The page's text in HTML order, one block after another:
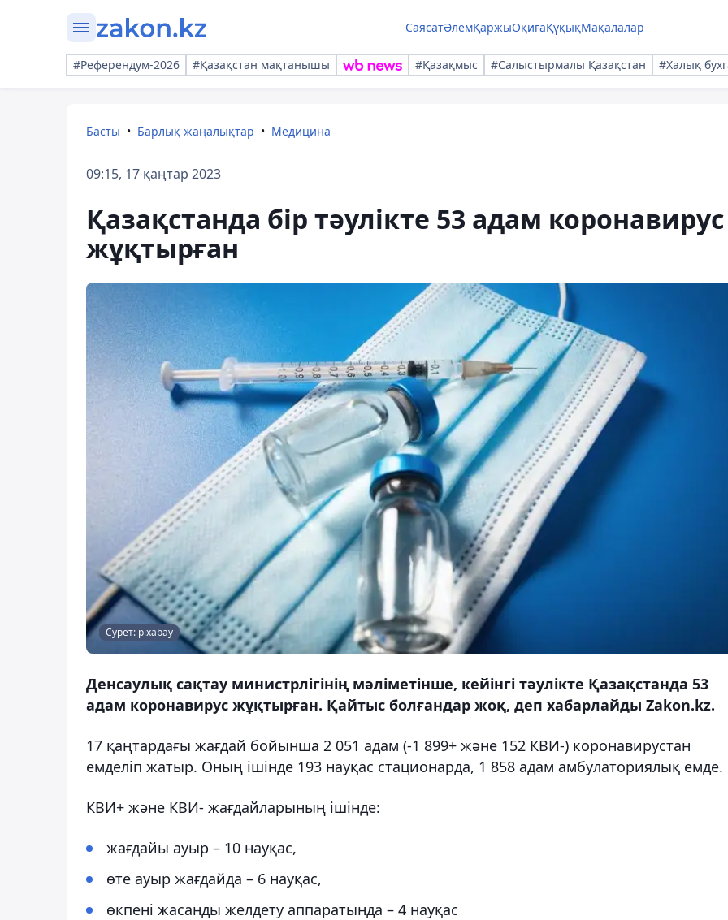
СаясатӘлемҚаржыОқиғаҚұқықМақалалар
#Референдум-2026 #Қазақстан мақтанышы #Қазақмыс #Салыстырмалы Қазақстан #Халық
Басты Барлық жаңалықтар Медицина
09:15, 17 қаңтар 2023
Қазақстанда бір тәулікте 53 адам коронавирус
жұқтырған
Сурет: pixabay
Денсаулық сақтау министрлігінің мәліметінше, кейінгі тәулікте Қазақстанда 53
адам коронавирус жұқтырған. Қайтыс болғандар жоқ, деп хабарлайды Zakon.kz.
17 қаңтардағы жағдай бойынша 2 051 адам (-1 899+ және 152 КВИ-) коронавирустан
емделіп жатыр. Оның ішінде 193 науқас стационарда, 1 858 адам амбулаториялық емде.
КВИ+ және КВИ- жағдайларының ішінде:
жағдайы ауыр – 10 науқас,
өте ауыр жағдайда – 6 науқас,
өкпені жасанды желдету аппаратында – 4 науқас